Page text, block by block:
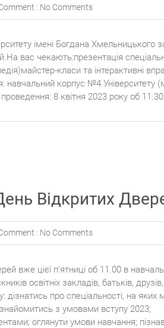
: No Comments
імені Богдана Хмельницького
вас чекають:презентація
класи та інтерактивні
навчальний корпус №4 Університету
8 квітня 2023 року об
Відкритих
: No Comments
вже цієї п‘ятниці об 11.00 в
освітніх закладів, батьків, друзів,
про спеціальності, на яких
з умовами вступу 2023;
оглянути умови навчання;